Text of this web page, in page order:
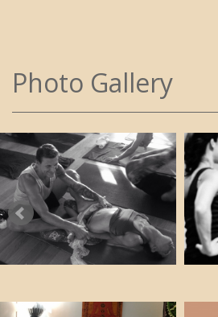
Photo Gallery